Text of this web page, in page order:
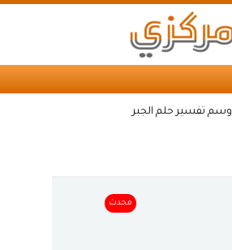
وسم تفسير حلم الجبر
محدث